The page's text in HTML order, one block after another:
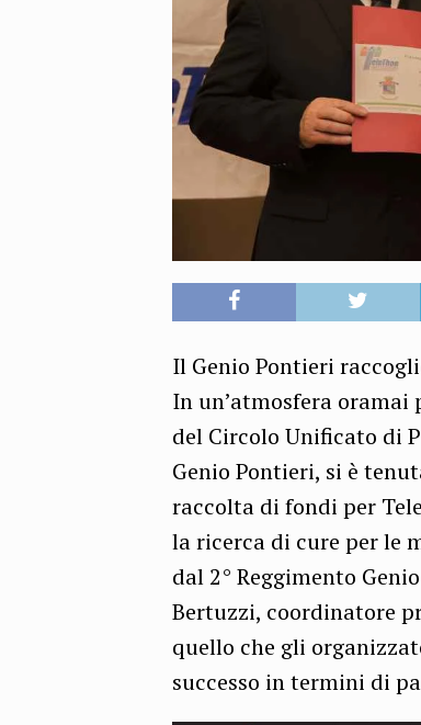
Il Genio Pontieri
In un’atmosfera oramai
del Circolo Unificato di
Genio Pontieri, si è
raccolta di fondi per
la ricerca di cure per le
dal 2° Reggimento
Bertuzzi, coordinatore
quello che gli
successo in termini di